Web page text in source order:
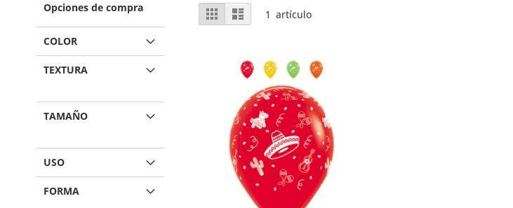
Ver
como
ParrillaLista 1 artículo
Opciones de compra
COLOR
TEXTURA
TAMAÑO
USO
FORMA